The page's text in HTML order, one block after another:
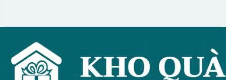
Hộp xi biểu trưng